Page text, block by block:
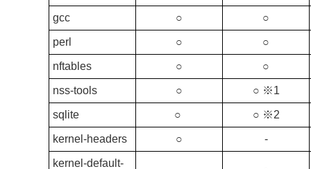
gcc ○ ○
perl ○ ○
nftables ○ ○
nss-tools ○ ○ ※1
sqlite ○ ○ ※2
kernel-headers ○ ‐
kernel-default-